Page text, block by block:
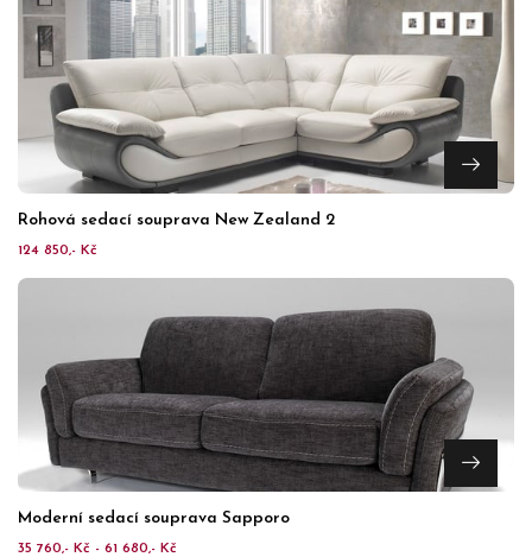
Rohová sedací souprava New Zealand 2
124 850,- Kč
Moderní sedací souprava Sapporo
35 760,- Kč - 61 680,- Kč